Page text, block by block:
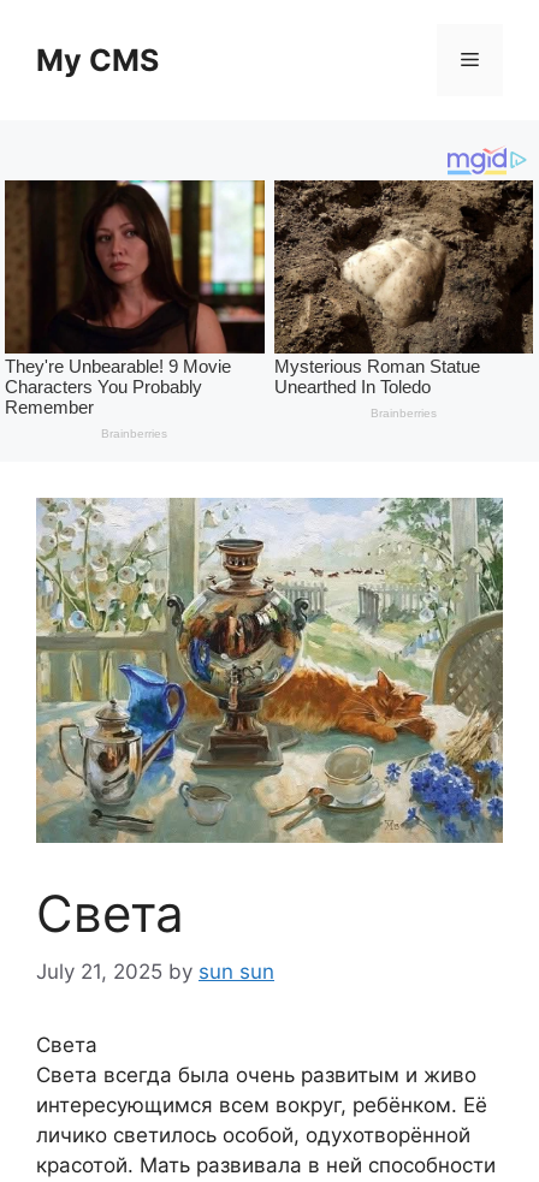
contentMy CMS Menu
Света
July 21, 2025 by sun sun
Света
Света всегда была очень развитым и живо
интересующимся всем вокруг, ребёнком. Её
личико светилось особой, одухотворённой
красотой. Мать развивала в ней способности